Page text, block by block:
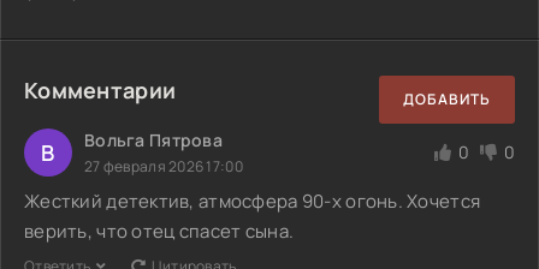
Комментарии ДОБАВИТЬ
В Вольга Пятрова
27 февраля 2026 17:00
0 0
Жесткий детектив, атмосфера 90-х огонь. Хочется
верить, что отец спасет сына.